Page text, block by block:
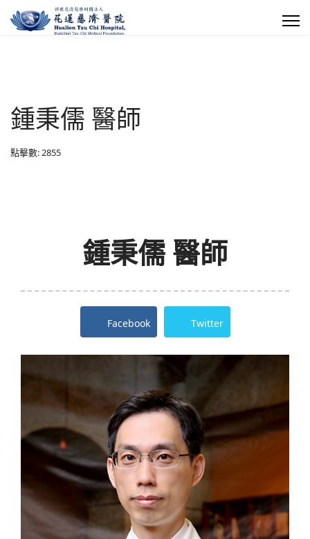
鍾秉儒 醫師
點擊數: 2855
鍾秉儒 醫師
Facebook Twitter